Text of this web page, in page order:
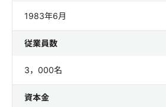
1983年6月
従業員数
3，000名
資本金